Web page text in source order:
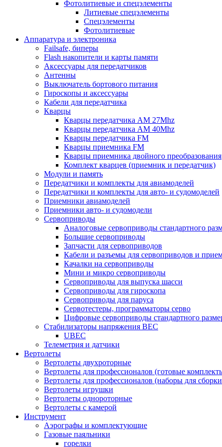
Фотолитиевые и спецэлементы
Литиевые спецэлементы
Спецэлементы
Фотолитиевые
Аппаратура и электроника
Failsafe, биперы
Flash накопители и карты памяти
Аксессуары для передатчиков
Антенны
Выключатель бортового питания
Гироскопы и аксессуары
Кабели для передатчика
Кварцы
Кварцы передатчика AM 27Mhz
Кварцы передатчика AM 40Mhz
Кварцы передатчика FM
Кварцы приемника FM
Кварцы приемника двойного преобразования
Комплект кварцев (приемник и передатчик)
Модули и память
Передатчики и комплекты для авиамоделей
Передатчики и комплекты для авто- и судомоделей
Приемники авиамоделей
Приемники авто- и судомодели
Сервоприводы
Аналоговые сервоприводы стандартного
Большие сервоприводы
Запчасти для сервоприводов
Кабели и разъемы для сервоприводов и
Качалки на сервоприводы
Мини и микро сервоприводы
Сервоприводы для выпуска шасси
Сервоприводы для гироскопа
Сервоприводы для паруса
Сервотестеры, программаторы серво
Цифровые сервоприводы стандартного
Стабилизаторы напряжения BEC
UBEC
Телеметрия и датчики
Вертолеты
Вертолеты двухроторные
Вертолеты для профессионалов (готовые
Вертолеты для профессионалов (наборы для
Вертолеты игрушки
Вертолеты однороторные
Вертолеты с камерой
Инструмент
Аэрографы и комплектующие
Газовые паяльники
горелки